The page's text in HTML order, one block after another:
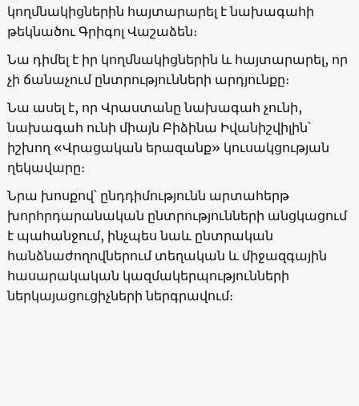
կողմնակիցներին հայտարարել է նախագահի
թեկնածու Գրիգոլ Վաշաձեն։
Նա դիմել է իր կողմնակիցներին և հայտարարել, որ
չի ճանաչում ընտրությունների արդյունքը։
Նա ասել է, որ Վրաստանը նախագահ չունի,
նախագահ ունի միայն Բիձինա Իվանիշվիլին՝
իշխող «Վրացական երազանք» կուսակցության
ղեկավարը։
Նրա խոսքով՝ ընդդիմությունն արտահերթ
խորհրդարանական ընտրությունների անցկացում
է պահանջում, ինչպես նաև ընտրական
հանձնաժողովներում տեղական և միջազգային
հասարակական կազմակերպությունների
ներկայացուցիչների ներգրավում։